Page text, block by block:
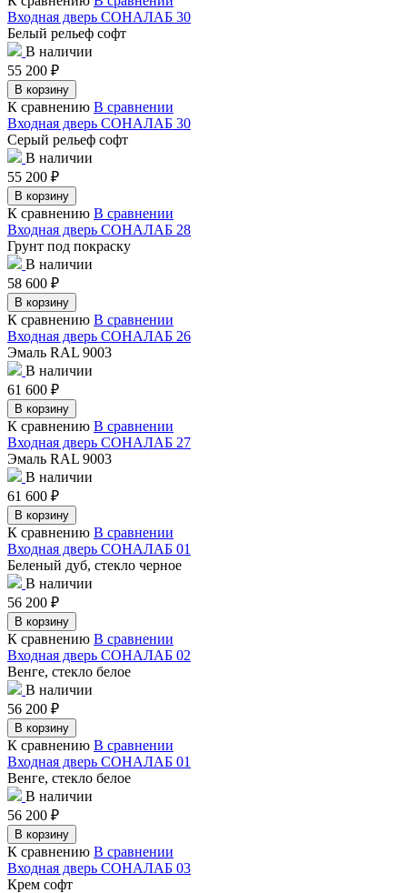
Входная дверь СОНАЛАБ 30
Белый рельеф софт
В наличии
55 200 ₽
В корзину
К сравнению В сравнении
Входная дверь СОНАЛАБ 30
Серый рельеф софт
В наличии
55 200 ₽
В корзину
К сравнению В сравнении
Входная дверь СОНАЛАБ 28
Грунт под покраску
В наличии
58 600 ₽
В корзину
К сравнению В сравнении
Входная дверь СОНАЛАБ 26
Эмаль RAL 9003
В наличии
61 600 ₽
В корзину
К сравнению В сравнении
Входная дверь СОНАЛАБ 27
Эмаль RAL 9003
В наличии
61 600 ₽
В корзину
К сравнению В сравнении
Входная дверь СОНАЛАБ 01
Беленый дуб, стекло черное
В наличии
56 200 ₽
В корзину
К сравнению В сравнении
Входная дверь СОНАЛАБ 02
Венге, стекло белое
В наличии
56 200 ₽
В корзину
К сравнению В сравнении
Входная дверь СОНАЛАБ 01
Венге, стекло белое
В наличии
56 200 ₽
В корзину
К сравнению В сравнении
Входная дверь СОНАЛАБ 03
Крем софт